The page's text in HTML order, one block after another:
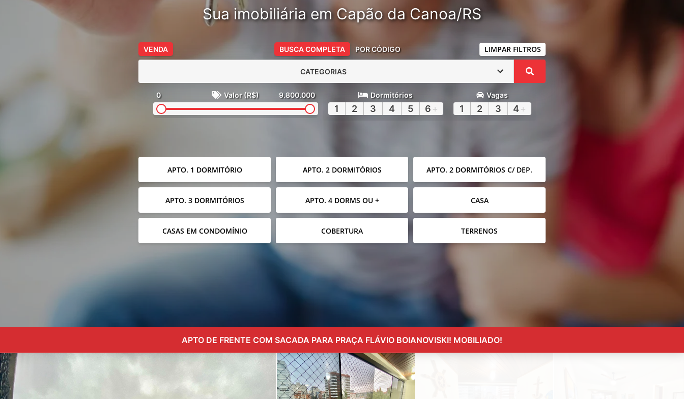
Sua imobiliária em Capão da Canoa/RS
VENDA BUSCA COMPLETA POR CÓDIGO LIMPAR FILTROS
CATEGORIAS
0 Valor (R$) 9.800.000 Dormitórios
1 2 3 4 5 6 +
Vagas
1 2 3 4 +
APTO. 1 DORMITÓRIO APTO. 2 DORMITÓRIOS APTO. 2 DORMITÓRIOS C/ DEP.
APTO. 3 DORMITÓRIOS APTO. 4 DORMS OU + CASA
CASAS EM CONDOMÍNIO COBERTURA TERRENOS
APTO DE FRENTE COM SACADA PARA PRAÇA FLÁVIO BOIANOVISKI! MOBILIADO!